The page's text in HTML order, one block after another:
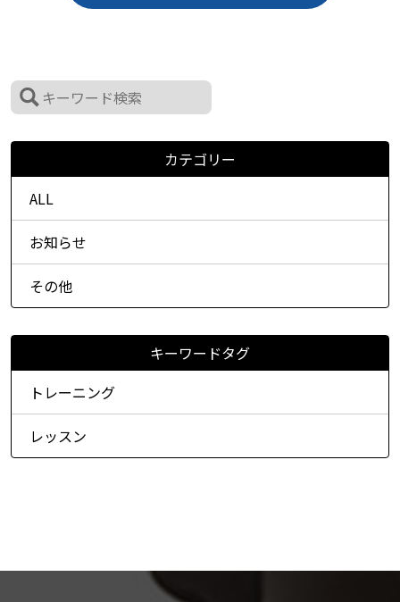
カテゴリー
ALL
お知らせ
その他
キーワードタグ
トレーニング
レッスン